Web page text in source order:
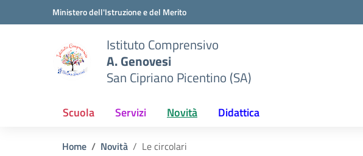
Vai ai contenuti
Vai al menu di navigazioneMinistero dell'Istruzione e del Merito
Istituto Comprensivo
A. Genovesi
San Cipriano Picentino (SA)
Scuola Servizi Novità Didattica
Home Novità Le circolari